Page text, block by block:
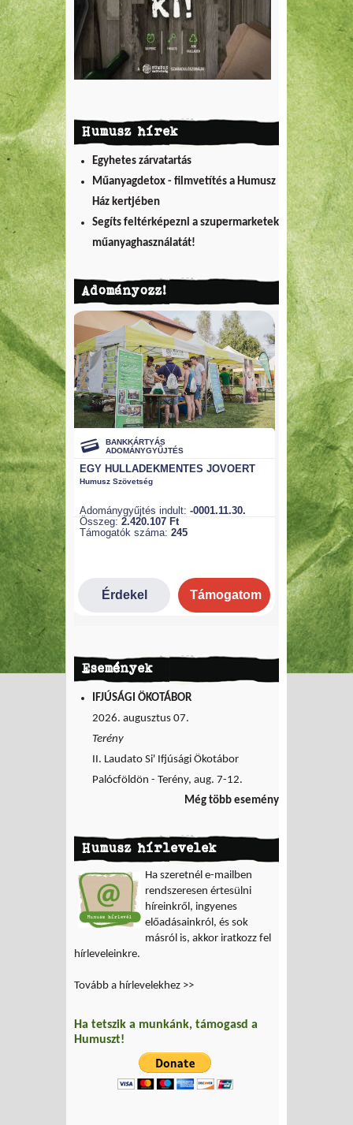
Humusz hírek
Egyhetes zárvatartás
Műanyagdetox - filmvetítés a Humusz
Ház kertjében
Segíts feltérképezni a szupermarketek
műanyaghasználatát!
Adományozz!
Események
IFJÚSÁGI ÖKOTÁBOR
2026. augusztus 07.
Terény
II. Laudato Si' Ifjúsági Ökotábor
Palócföldön - Terény, aug. 7-12.
Még több esemény
Humusz hírlevelek
Ha szeretnél e-mailben
rendszeresen értesülni
híreinkről, ingyenes
előadásainkról, és sok
másról is, akkor iratkozz fel
hírleveleinkre.
Tovább a hírlevelekhez >>
Ha tetszik a munkánk, támogasd a
Humuszt!